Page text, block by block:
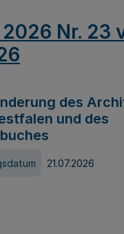
2026 Nr. 23
des
und des
21.07.2026